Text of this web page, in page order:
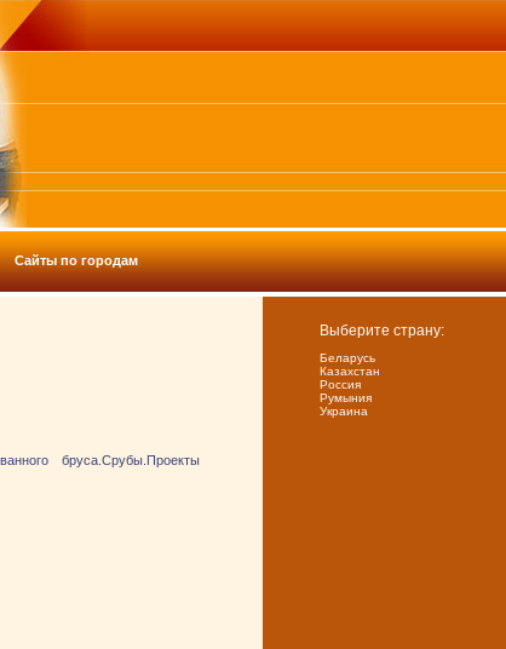
Сайты по городам
бруса.Срубы.Проекты
Выберите страну:
Беларусь
Казахстан
Россия
Румыния
Украина